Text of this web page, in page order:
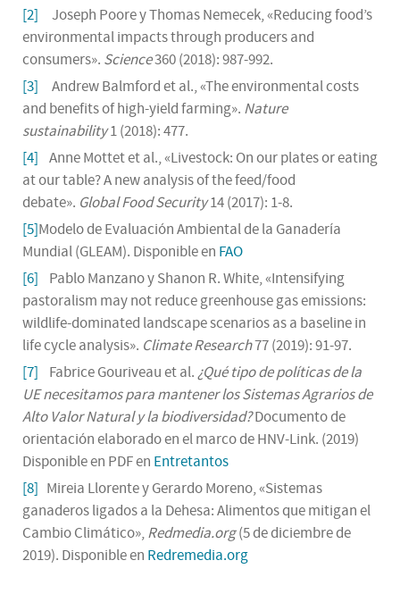
[2] Joseph Poore y Thomas Nemecek, «Reducing food’s
environmental impacts through producers and
consumers». Science360 (2018): 987-992.
[3] Andrew Balmford et al., «The environmental costs
and benefits of high-yield farming». Nature
sustainability1 (2018): 477.
[4] Anne Mottet et al., «Livestock: On our plates or eating
at our table? A new analysis of the feed/food
debate». Global Food Security14 (2017): 1-8.
[5]Modelo de Evaluación Ambiental de la Ganadería
Mundial (GLEAM). Disponible en FAO
[6] Pablo Manzano y Shanon R. White, «Intensifying
pastoralism may not reduce greenhouse gas emissions:
wildlife-dominated landscape scenarios as a baseline in
life cycle analysis». Climate Research77 (2019): 91-97.
[7] Fabrice Gouriveau et al.¿Qué tipo de políticas de la
UE necesitamos para mantener los Sistemas Agrarios de
Alto Valor Natural y la biodiversidad?Documento de
orientación elaborado en el marco de HNV-Link. (2019)
Disponible en PDF en Entretantos
[8] Mireia Llorente y Gerardo Moreno, «Sistemas
ganaderos ligados a la Dehesa: Alimentos que mitigan el
Cambio Climático»,Redmedia.org(5 de diciembre de
2019). Disponible en Redremedia.org